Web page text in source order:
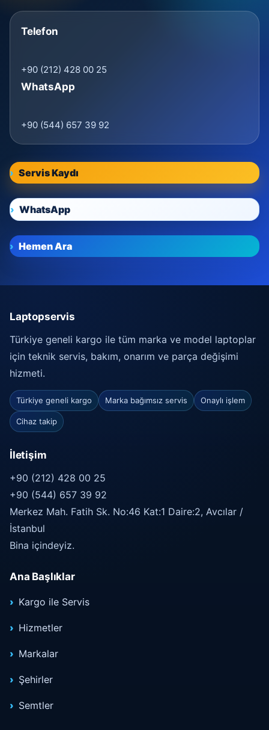
Telefon
+90 (212) 428 00 25
WhatsApp
+90 (544) 657 39 92
Servis Kaydı
WhatsApp
Hemen Ara
Laptopservis
Türkiye geneli kargo ile tüm marka ve model laptoplar
için teknik servis, bakım, onarım ve parça değişimi
hizmeti.
Türkiye geneli kargo Marka bağımsız servis Onaylı işlem
Cihaz takip
İletişim
+90 (212) 428 00 25
+90 (544) 657 39 92
Merkez Mah. Fatih Sk. No:46 Kat:1 Daire:2, Avcılar /
İstanbul
Bina içindeyiz.
Ana Başlıklar
Kargo ile Servis
Hizmetler
Markalar
Şehirler
Semtler